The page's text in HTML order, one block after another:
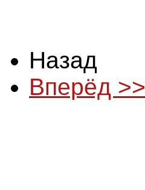
Назад
Вперёд >>